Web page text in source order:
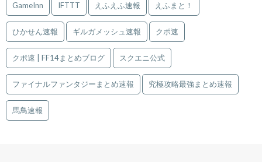
GameInn IFTTT えふえふ速報 えふまと！
ひかせん速報 ギルガメッシュ速報 クポ速
クポ速 | FF14まとめブログ スクエニ公式
ファイナルファンタジーまとめ速報 究極攻略最強まとめ速報
馬鳥速報